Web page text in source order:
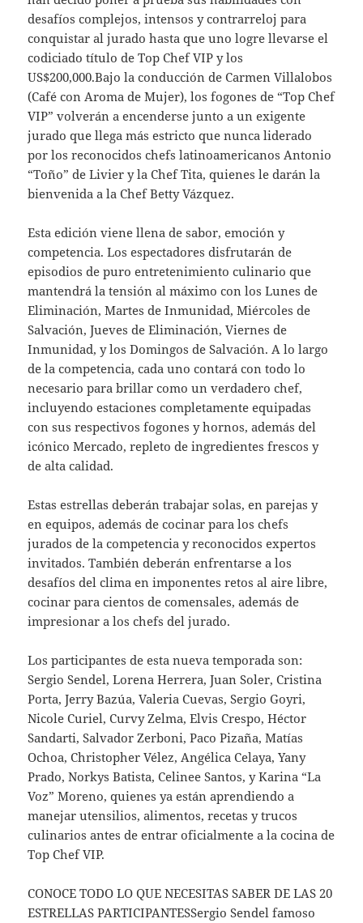
desafíos complejos, intensos y contrarreloj para
conquistar al jurado hasta que uno logre llevarse el
codiciado título de Top Chef VIP y los
US$200,000.Bajo la conducción de Carmen Villalobos
(Café con Aroma de Mujer), los fogones de “Top Chef
VIP” volverán a encenderse junto a un exigente
jurado que llega más estricto que nunca liderado
por los reconocidos chefs latinoamericanos Antonio
“Toño” de Livier y la Chef Tita, quienes le darán la
bienvenida a la Chef Betty Vázquez.
Esta edición viene llena de sabor, emoción y
competencia. Los espectadores disfrutarán de
episodios de puro entretenimiento culinario que
mantendrá la tensión al máximo con los Lunes de
Eliminación, Martes de Inmunidad, Miércoles de
Salvación, Jueves de Eliminación, Viernes de
Inmunidad, y los Domingos de Salvación. A lo largo
de la competencia, cada uno contará con todo lo
necesario para brillar como un verdadero chef,
incluyendo estaciones completamente equipadas
con sus respectivos fogones y hornos, además del
icónico Mercado, repleto de ingredientes frescos y
de alta calidad.
Estas estrellas deberán trabajar solas, en parejas y
en equipos, además de cocinar para los chefs
jurados de la competencia y reconocidos expertos
invitados. También deberán enfrentarse a los
desafíos del clima en imponentes retos al aire libre,
cocinar para cientos de comensales, además de
impresionar a los chefs del jurado.
Los participantes de esta nueva temporada son:
Sergio Sendel, Lorena Herrera, Juan Soler, Cristina
Porta, Jerry Bazúa, Valeria Cuevas, Sergio Goyri,
Nicole Curiel, Curvy Zelma, Elvis Crespo, Héctor
Sandarti, Salvador Zerboni, Paco Pizaña, Matías
Ochoa, Christopher Vélez, Angélica Celaya, Yany
Prado, Norkys Batista, Celinee Santos, y Karina “La
Voz” Moreno, quienes ya están aprendiendo a
manejar utensilios, alimentos, recetas y trucos
culinarios antes de entrar oficialmente a la cocina de
Top Chef VIP.
CONOCE TODO LO QUE NECESITAS SABER DE LAS 20
ESTRELLAS PARTICIPANTESSergio Sendel famoso